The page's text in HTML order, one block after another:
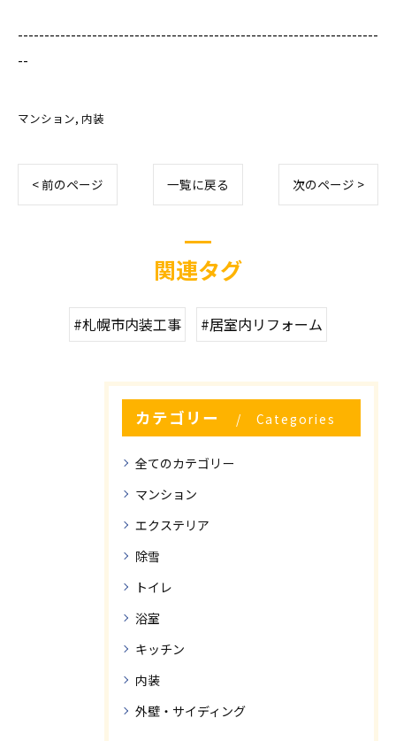
--------------------------------------------------------------------
--
マンション 内装
< 前のページ 一覧に戻る 次のページ >
関連タグ
#札幌市内装工事 #居室内リフォーム
カテゴリー Categories
全てのカテゴリー
マンション
エクステリア
除雪
トイレ
浴室
キッチン
内装
外壁・サイディング